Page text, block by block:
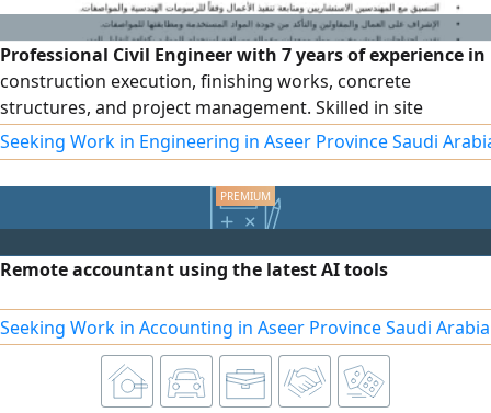
Professional Civil Engineer with 7 years of experience in
construction execution, finishing works, concrete
structures, and project management. Skilled in site
supervision, managing work teams, coordinating project
activities, and ensuring quality and safety standards.
Experienced in delivering projects efficiently within
deadlines, solving technical issues, I have valid Iqama and
Seeking Work in Engineering in Aseer Province Saudi
Remote accountant using the latest AI tools
Seeking Work in Accounting in Aseer Province Saudi Arabia